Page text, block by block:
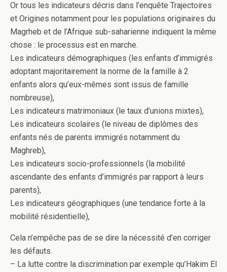
Or tous les indicateurs décris dans l’enquête Trajectoires
et Origines notamment pour les populations originaires du
Magrheb et de l’Afrique sub-saharienne indiquent la même
chose : le processus est en marche.
Les indicateurs démographiques (les enfants d’immigrés
adoptant majoritairement la norme de la famille à 2
enfants alors qu’eux-mêmes sont issus de famille
nombreuse),
Les indicateurs matrimoniaux (le taux d’unions mixtes),
Les indicateurs scolaires (le niveau de diplômes des
enfants nés de parents immigrés notamment du
Maghreb),
Les indicateurs socio-professionnels (la mobilité
ascendante des enfants d’immigrés par rapport à leurs
parents),
Les indicateurs géographiques (une tendance forte à la
mobilité résidentielle),
Cela n’empêche pas de se dire la nécessité d’en corriger
les défauts.
– La lutte contre la discrimination par exemple qu’Hakim El